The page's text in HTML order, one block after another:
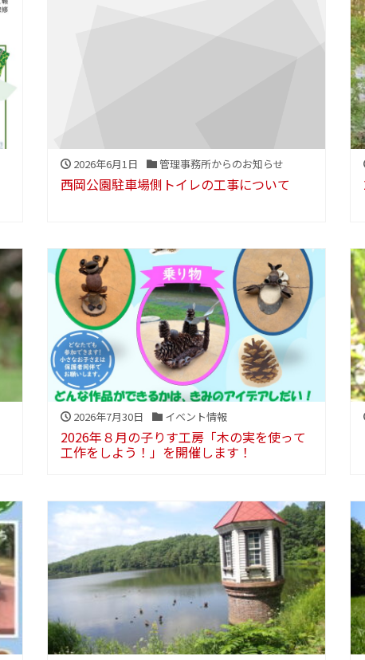
2026年6月1日 管理事務所からのお知らせ
西岡公園駐車場側トイレの工事について
2026年7月30日 イベント情報
2026年８月の子りす工房「木の実を使って
工作をしよう！」を開催します！